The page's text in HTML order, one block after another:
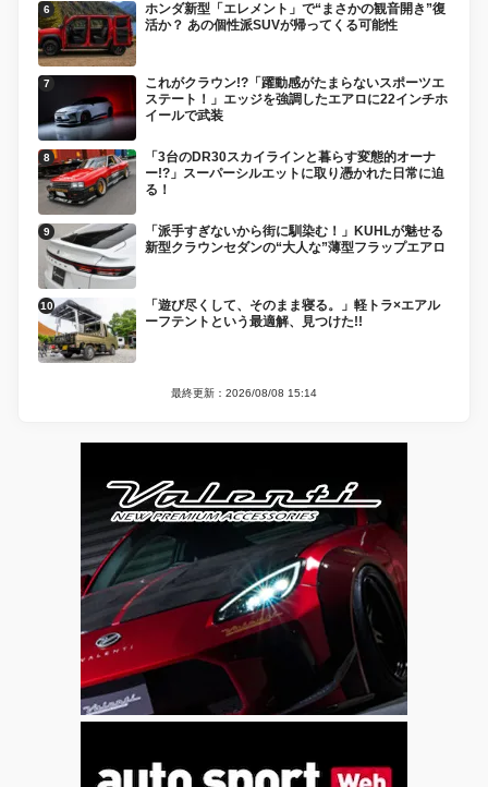
ホンダ新型「エレメント」で“まさかの観音開き”復
活か？ あの個性派SUVが帰ってくる可能性
これがクラウン!?「躍動感がたまらないスポーツエ
ステート！」エッジを強調したエアロに22インチホ
イールで武装
「3台のDR30スカイラインと暮らす変態的オーナ
ー!?」スーパーシルエットに取り憑かれた日常に迫
る！
「派手すぎないから街に馴染む！」KUHLが魅せる
新型クラウンセダンの“大人な”薄型フラップエアロ
「遊び尽くして、そのまま寝る。」軽トラ×エアル
ーフテントという最適解、見つけた!!
最終更新：2026/08/08 15:14